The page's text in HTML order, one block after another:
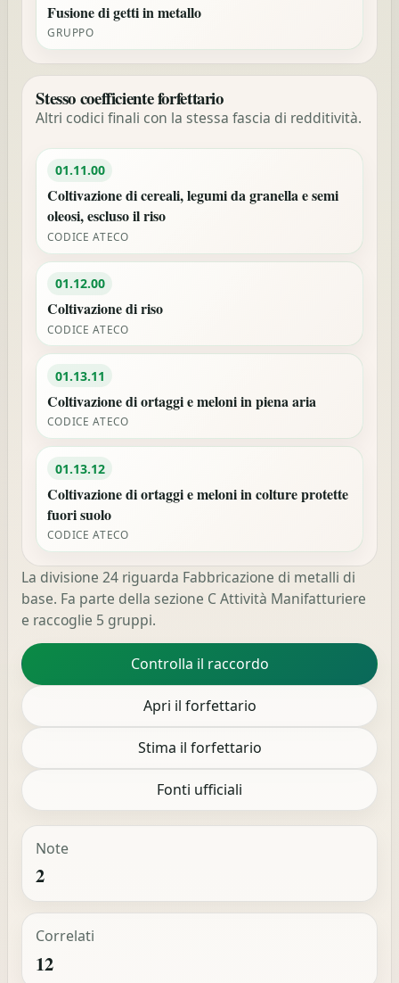
Fusione di getti in metallo
GRUPPO
Stesso coefficiente forfettario
Altri codici finali con la stessa fascia di redditività.
01.11.00
Coltivazione di cereali, legumi da granella e semi
oleosi, escluso il riso
CODICE ATECO
01.12.00
Coltivazione di riso
CODICE ATECO
01.13.11
Coltivazione di ortaggi e meloni in piena aria
CODICE ATECO
01.13.12
Coltivazione di ortaggi e meloni in colture protette
fuori suolo
CODICE ATECO
La divisione 24 riguarda Fabbricazione di metalli di
base. Fa parte della sezione C Attività Manifatturiere
e raccoglie 5 gruppi.
Controlla il raccordo
Apri il forfettario
Stima il forfettario
Fonti ufficiali
Note
2
Correlati
12